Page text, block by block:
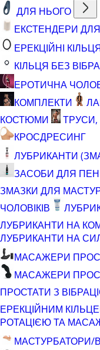
ДЛЯ НЬОГО
ЕКСТЕНДЕРИ ДЛЯ
ЕРЕКЦІЙНІ
КІЛЬЦЯ БЕЗ
ЕРОТИЧНА
КОМПЛЕКТИ
КОСТЮМИ
ТРУСИ,
КРОСДРЕСИНГ
ЛУБРИКАНТИ
ЗАСОБИ ДЛЯ
ЗМАЗКИ ДЛЯ
ЧОЛОВІКІВ
ЛУБРИКАНТИ НА
ЛУБРИКАНТИ НА
МАСАЖЕРИ
МАСАЖЕРИ
ПРОСТАТИ З
ЕРЕКЦІЙНИМ
РОТАЦІЄЮ ТА
МАСТУРБАТОРИ/